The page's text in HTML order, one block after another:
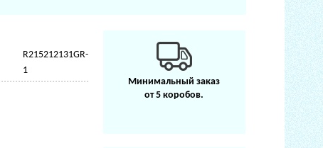
R215212131GR-
1
Минимальный заказ
от 5 коробов.